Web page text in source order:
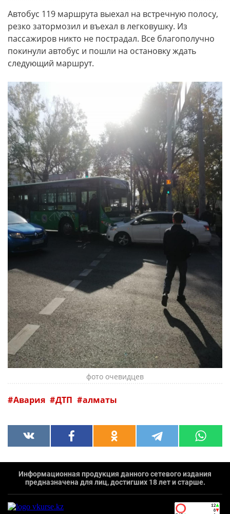
Автобус 119 маршрута выехал на встречную полосу,
резко затормозил и въехал в легковушку. Из
пассажиров никто не пострадал. Все благополучно
покинули автобус и пошли на остановку ждать
следующий маршрут.
фото очевидцев
Авария ДТП алматы
Информационная продукция данного сетевого издания
предназначена для лиц, достигших 18 лет и старше.